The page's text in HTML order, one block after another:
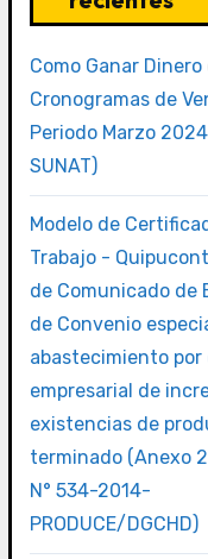
Como Ganar Dinero
Cronogramas de
Periodo Marzo
SUNAT)
Modelo de
Trabajo - Quipucont
de Comunicado de
de Convenio
abastecimiento por
empresarial de
existencias de
terminado (Anexo 2
N° 534-2014-
PRODUCE/DGCHD)